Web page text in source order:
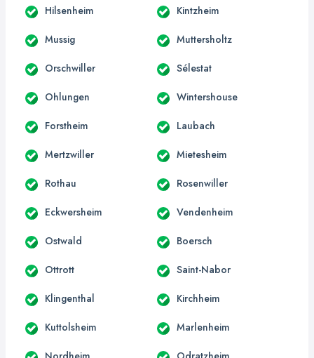
Hilsenheim Kintzheim
Mussig Muttersholtz
Orschwiller Sélestat
Ohlungen Wintershouse
Forstheim Laubach
Mertzwiller Mietesheim
Rothau Rosenwiller
Eckwersheim Vendenheim
Ostwald Boersch
Ottrott Saint-Nabor
Klingenthal Kirchheim
Kuttolsheim Marlenheim